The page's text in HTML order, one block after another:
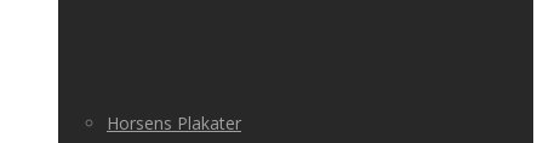
Horsens Plakater